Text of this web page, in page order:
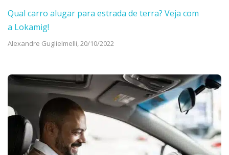
Qual carro alugar para estrada de terra? Veja com
a Lokamig!
Alexandre Guglielmelli,20/10/2022